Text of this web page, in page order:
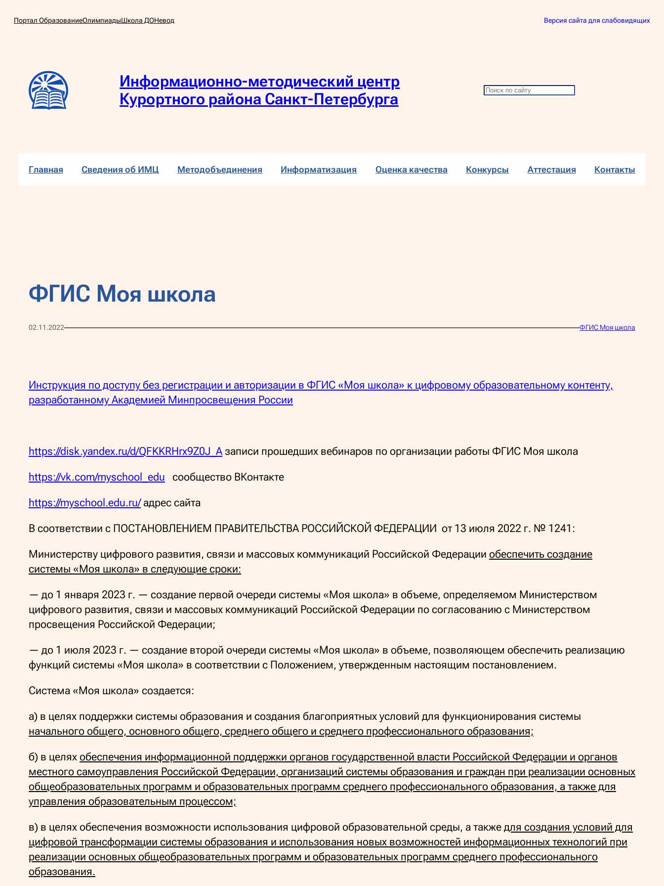
Портал ОбразованиеОлимпиадыШкола ДОНевод Версия сайта для слабовидящих
Информационно-методический центр
Курортного района Санкт-Петербурга
П
Главная Сведения об ИМЦ Методобъединения Информатизация Оценка качества Конкурсы Аттестация Контакты
ФГИС Моя школа
02.11.2022 ФГИС Моя школа
Инструкция по доступу без регистрации и авторизации в ФГИС «Моя школа» к цифровому образовательному контенту,
разработанному Академией Минпросвещения России
https://disk.yandex.ru/d/QFKKRHrx9Z0J_A записи прошедших вебинаров по организации работы ФГИС Моя школа
https://vk.com/myschool_edu сообщество ВКонтакте
https://myschool.edu.ru/адрес сайта
В соответствии с ПОСТАНОВЛЕНИЕМ ПРАВИТЕЛЬСТВА РОССИЙСКОЙ ФЕДЕРАЦИИ от 13 июля 2022 г. № 1241:
Министерству цифрового развития, связи и массовых коммуникаций Российской Федерации обеспечить создание
системы «Моя школа» в следующие сроки:
— до 1 января 2023 г. — создание первой очереди системы «Моя школа» в объеме, определяемом Министерством
цифрового развития, связи и массовых коммуникаций Российской Федерации по согласованию с Министерством
просвещения Российской Федерации;
— до 1 июля 2023 г. — создание второй очереди системы «Моя школа» в объеме, позволяющем обеспечить реализацию
функций системы «Моя школа» в соответствии с Положением, утвержденным настоящим постановлением.
Система «Моя школа» создается:
а) в целях поддержки системы образования и создания благоприятных условий для функционирования системы
начального общего, основного общего, среднего общего и среднего профессионального образования;
б) в целях обеспечения информационной поддержки органов государственной власти Российской Федерации и органов
местного самоуправления Российской Федерации, организаций системы образования и граждан при реализации основных
общеобразовательных программ и образовательных программ среднего профессионального образования, а также для
управления образовательным процессом;
в) в целях обеспечения возможности использования цифровой образовательной среды, а также для создания условий для
цифровой трансформации системы образования и использования новых возможностей информационных технологий при
реализации основных общеобразовательных программ и образовательных программ среднего профессионального
образования.